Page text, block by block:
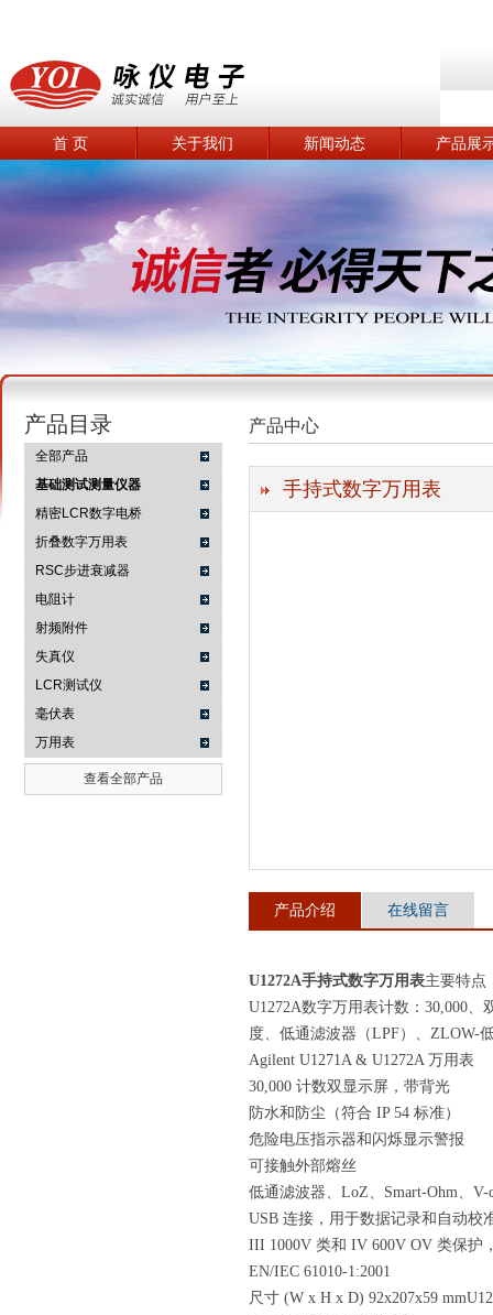
首 页 关于我们 新闻动态 产品展
产品目录
全部产品
基础测试测量仪器
精密LCR数字电桥
折叠数字万用表
RSC步进衰减器
电阻计
射频附件
失真仪
LCR测试仪
毫伏表
万用表
查看全部产品
产品中心
手持式数字万用表
产品介绍 在线留言
U1272A手持式数字万用表主要特点
U1272A数字万用表计数：30,000、
度、低通滤波器（LPF）、ZLOW-
Agilent U1271A & U1272A 万用表
30,000 计数双显示屏，带背光
防水和防尘（符合 IP 54 标准）
危险电压指示器和闪烁显示警报
可接触外部熔丝
低通滤波器、LoZ、Smart-Ohm、V-
USB 连接，用于数据记录和自动校
III 1000V 类和 IV 600V OV 类保护
EN/IEC 61010-1:2001
尺寸 (W x H x D) 92x207x59